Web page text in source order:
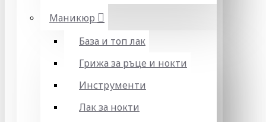
Маникюр
База и топ лак
Грижа за ръце и нокти
Инструменти
Лак за нокти